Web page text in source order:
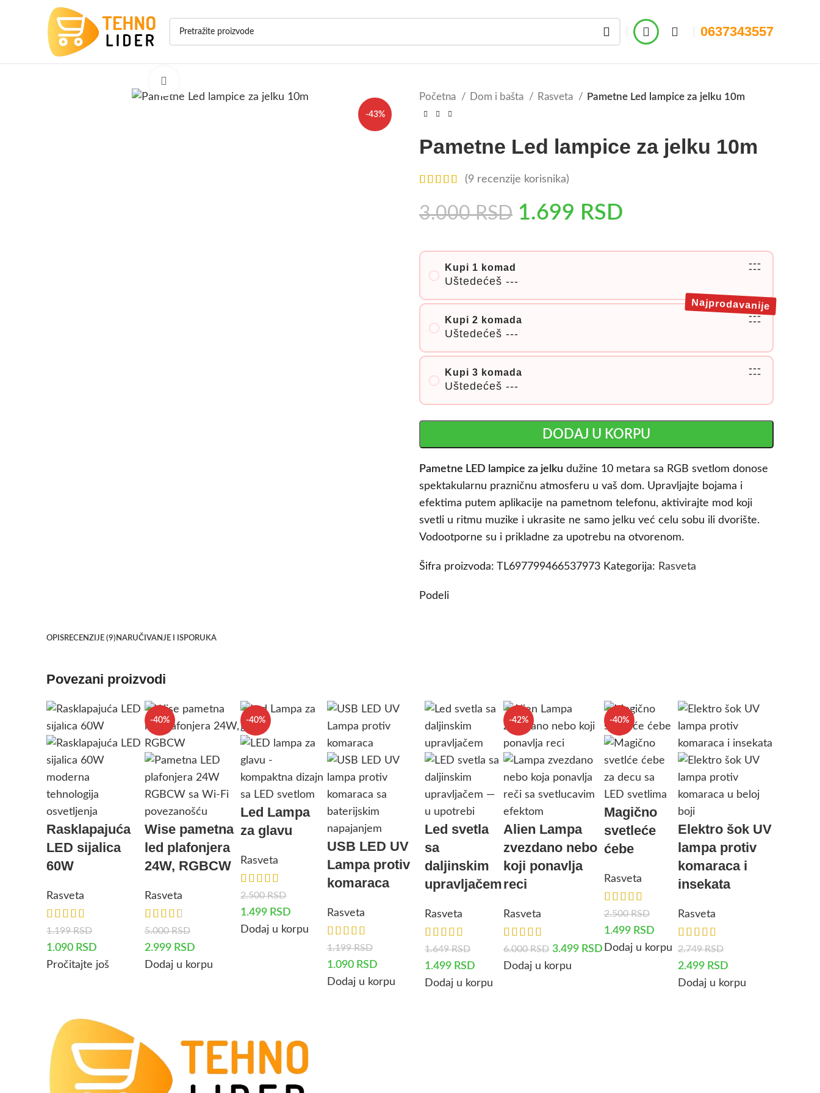
0637343557
-43%
Početna Dom i bašta Rasveta Pametne Led lampice za jelku 10m
Pametne Led lampice za jelku 10m
(9 recenzije korisnika)
3.000RSD 1.699 RSD
Kupi 1 komad
Uštedećeš ---
---
---
Kupi 2 komada
Uštedećeš ---
---
---
Najprodavanije
Kupi 3 komada
Uštedećeš ---
---
---
DODAJ U KORPU
Pametne LED lampice za jelku dužine 10 metara sa RGB svetlom donose
spektakularnu prazničnu atmosferu u vaš dom. Upravljajte bojama i
efektima putem aplikacije na pametnom telefonu, aktivirajte mod koji
svetli u ritmu muzike i ukrasite ne samo jelku već celu sobu ili dvorište.
Vodootporne su i prikladne za upotrebu na otvorenom.
Šifra proizvoda: TL697799466537973 Kategorija: Rasveta
Podeli
OPISRECENZIJE (9) NARUČIVANJE I ISPORUKA
Povezani proizvodi
SOLD OUT
Rasklapajuća
LED sijalica
60W
Rasveta
1.199RSD
1.090 RSD
Pročitajte još
-40%
Wise pametna
led plafonjera
24W, RGBCW
Rasveta
5.000RSD
2.999 RSD
Dodaj u korpu
-40%
Led Lampa
za glavu
Rasveta
2.500RSD
1.499 RSD
Dodaj u korpu
USB LED UV
Lampa protiv
komaraca
Rasveta
1.199RSD
1.090 RSD
Dodaj u korpu
Led svetla
sa
daljinskim
upravljačem
Rasveta
1.649RSD
1.499 RSD
Dodaj u korpu
-42%
Alien Lampa
zvezdano nebo
koji ponavlja
reci
Rasveta
6.000RSD 3.499 RSD
Dodaj u korpu
-40%
Magično
svetleće
ćebe
Rasveta
2.500RSD
1.499 RSD
Dodaj u korpu
Elektro šok UV
lampa protiv
komaraca i
insekata
Rasveta
2.749RSD
2.499 RSD
Dodaj u korpu